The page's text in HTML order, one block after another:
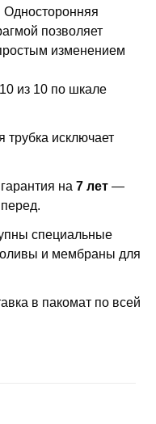
Односторонняя
позволяет
изменением
из 10 по шкале
трубка исключает
на 7 лет —
специальные
и мембраны для
в пакомат по всей